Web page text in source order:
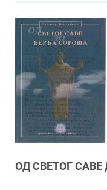
ОД СВЕТОГ